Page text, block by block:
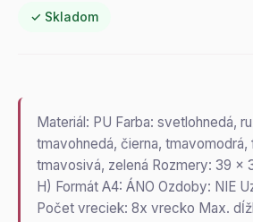
✓ Skladom
Materiál: PU Farba: svetlohnedá,
tmavohnedá, čierna, tmavomodrá,
tmavosivá, zelená Rozmery: 39 x
H) Formát A4: ÁNO Ozdoby: NIE
Počet vreciek: 8x vrecko Max.